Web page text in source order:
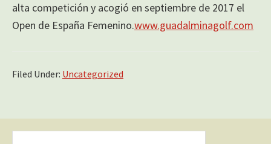
alta competición y acogió en septiembre de 2017 el
Open de España Femenino.www.guadalminagolf.com
Filed Under: Uncategorized
Sidebar